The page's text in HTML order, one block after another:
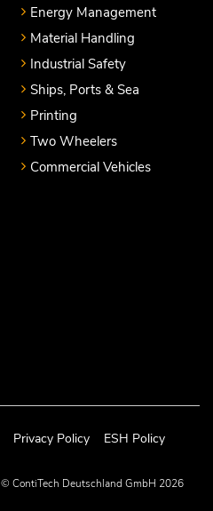
Energy Management
Material Handling
Industrial Safety
Ships, Ports & Sea
Printing
Two Wheelers
Commercial Vehicles
Privacy Policy ESH Policy
© ContiTech Deutschland GmbH 2026